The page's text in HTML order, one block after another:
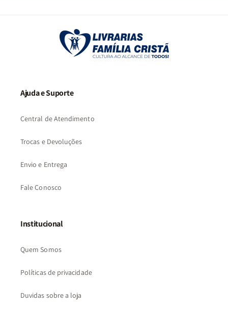
Ajuda e Suporte
Central de Atendimento
Trocas e Devoluções
Envio e Entrega
Fale Conosco
Institucional
Quem Somos
Políticas de privacidade
Duvidas sobre a loja